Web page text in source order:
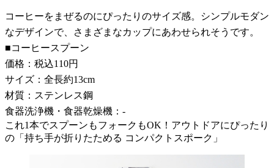
コーヒーをまぜるのにぴったりのサイズ感。シンプルモダン
なデザインで、さまざまなカップにあわせられそうです。
■コーヒースプーン
価格：税込110円
サイズ：全長約13cm
材質：ステンレス鋼
食器洗浄機・食器乾燥機：-
これ1本でスプーンもフォークもOK！アウトドアにぴったり
の「持ち手が折りたためる コンパクトスポーク」